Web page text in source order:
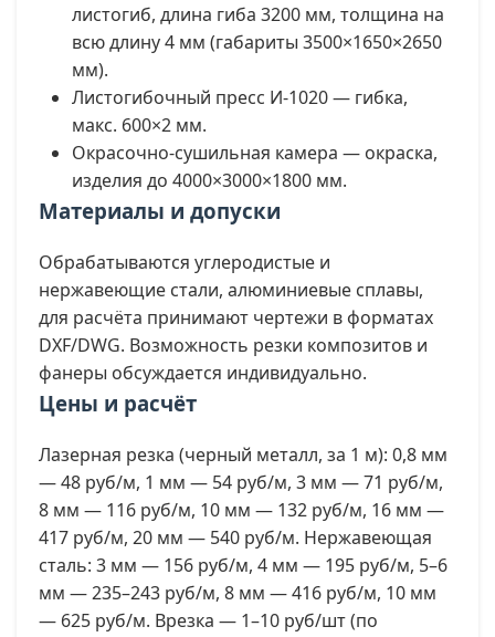
листогиб, длина гиба 3200 мм, толщина на
всю длину 4 мм (габариты 3500×1650×2650
мм).
Листогибочный пресс И-1020 — гибка,
макс. 600×2 мм.
Окрасочно-сушильная камера — окраска,
изделия до 4000×3000×1800 мм.
Материалы и допуски
Обрабатываются углеродистые и
нержавеющие стали, алюминиевые сплавы,
для расчёта принимают чертежи в форматах
DXF/DWG. Возможность резки композитов и
фанеры обсуждается индивидуально.
Цены и расчёт
Лазерная резка (черный металл, за 1 м): 0,8 мм
— 48 руб/м, 1 мм — 54 руб/м, 3 мм — 71 руб/м,
8 мм — 116 руб/м, 10 мм — 132 руб/м, 16 мм —
417 руб/м, 20 мм — 540 руб/м. Нержавеющая
сталь: 3 мм — 156 руб/м, 4 мм — 195 руб/м, 5–6
мм — 235–243 руб/м, 8 мм — 416 руб/м, 10 мм
— 625 руб/м. Врезка — 1–10 руб/шт (по